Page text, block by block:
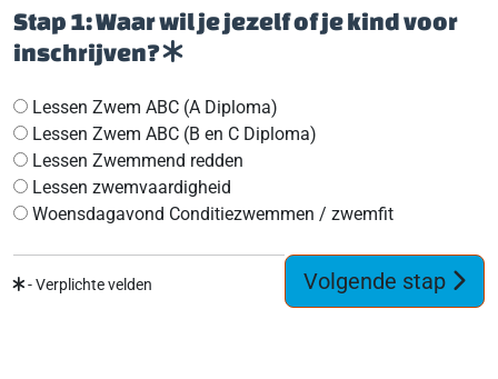
Stap 1: Waar wil je jezelf of je kind voor
inschrijven?
Lessen Zwem ABC (A Diploma)
Lessen Zwem ABC (B en C Diploma)
Lessen Zwemmend redden
Lessen zwemvaardigheid
Woensdagavond Conditiezwemmen / zwemfit
Volgende stap
- Verplichte velden